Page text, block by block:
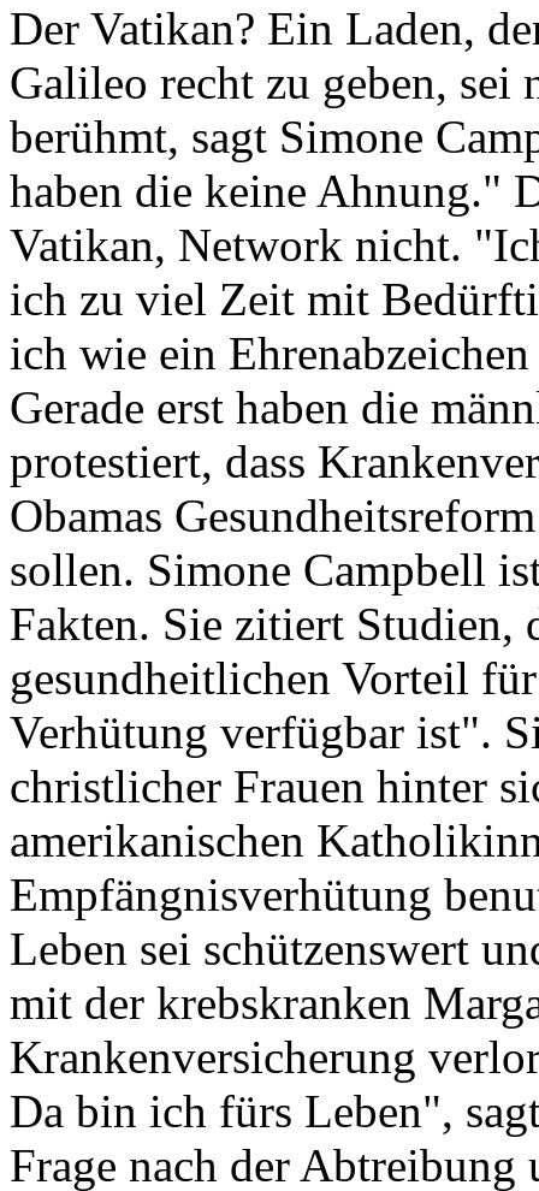
Der Vatikan? Ein Laden,
Galileo recht zu geben, sei
berühmt, sagt Simone
haben die keine Ahnung."
Vatikan, Network nicht.
ich zu viel Zeit mit
ich wie ein
Gerade erst haben die
protestiert, dass
Obamas
sollen. Simone Campbell
Fakten. Sie zitiert Studien,
gesundheitlichen Vorteil
Verhütung verfügbar ist".
christlicher Frauen hinter
amerikanischen
Empfängnisverhütung
Leben sei schützenswert
mit der krebskranken
Krankenversicherung
Da bin ich fürs Leben",
Frage nach der